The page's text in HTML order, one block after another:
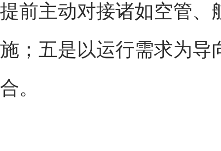
提前主动对接诸如空管、
施；五是以运行需求为导
合。